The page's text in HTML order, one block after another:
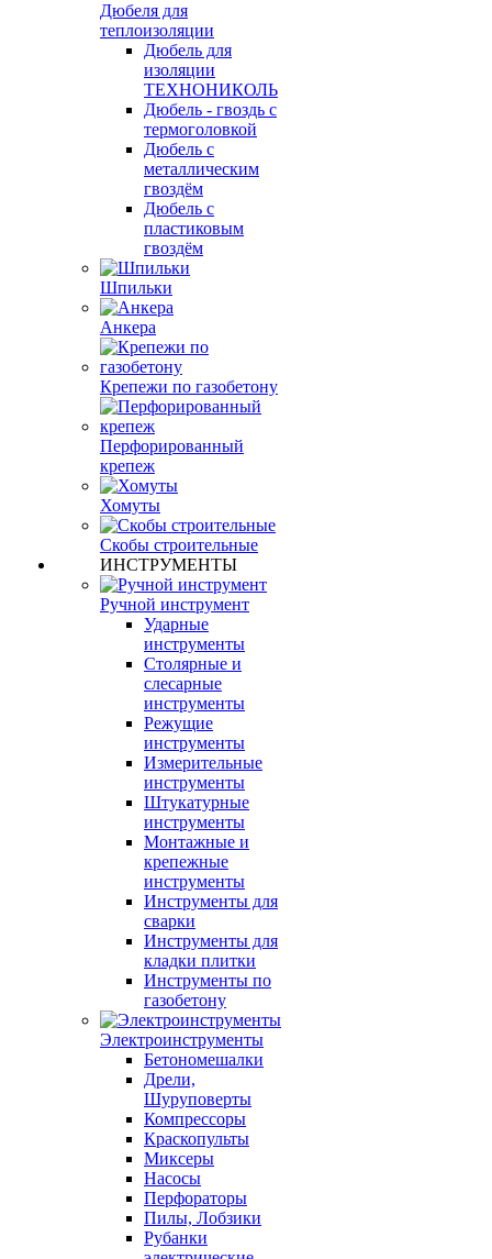
Дюбеля для
теплоизоляции
Дюбель для
изоляции
ТЕХНОНИКОЛЬ
Дюбель - гвоздь с
термоголовкой
Дюбель с
металлическим
гвоздём
Дюбель с
пластиковым
гвоздём
Шпильки
Анкера
Крепежи по газобетону
Перфорированный
крепеж
Хомуты
Скобы строительные
ИНСТРУМЕНТЫ
Ручной инструмент
Ударные
инструменты
Столярные и
слесарные
инструменты
Режущие
инструменты
Измерительные
инструменты
Штукатурные
инструменты
Монтажные и
крепежные
инструменты
Инструменты для
сварки
Инструменты для
кладки плитки
Инструменты по
газобетону
Электроинструменты
Бетономешалки
Дрели,
Шуруповерты
Компрессоры
Краскопульты
Миксеры
Насосы
Перфораторы
Пилы, Лобзики
Рубанки